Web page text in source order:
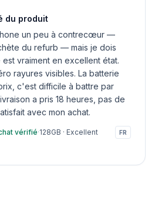
du produit
un peu à contrecœur —
du refurb — mais je dois
vraiment en excellent état.
rayures visibles. La batterie
c'est difficile à battre par
a pris 18 heures, pas de
avec mon achat.
vérifié·128GB · Excellent FR